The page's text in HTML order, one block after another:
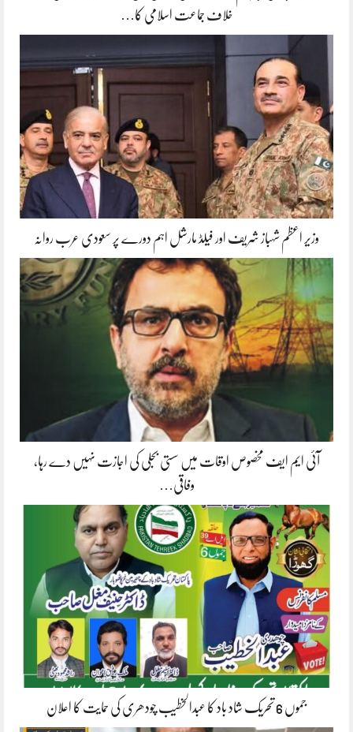
خلاف جماعت اسلامی کا…
وزیر اعظم شہباز شریف اور فیلڈ مارشل اہم دورے پر سعودی عرب روانہ
آئی ایم ایف مخصوص اوقات میں سستی بجلی کی اجازت نہیں دے رہا،
وفاقی…
جموں 6 تحریک شاد باد کا عبدالخطیب چودھری کی حمایت کا اعلان